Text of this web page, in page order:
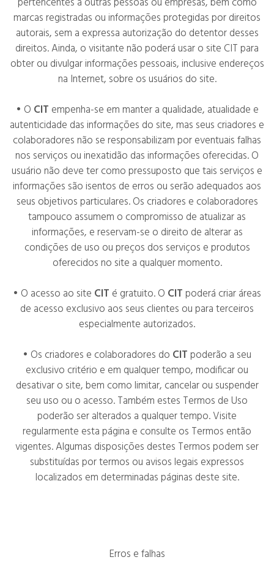
marcas registradas ou informações protegidas por direitos
autorais, sem a expressa autorização do detentor desses
direitos. Ainda, o visitante não poderá usar o site CIT para
obter ou divulgar informações pessoais, inclusive endereços
na Internet, sobre os usuários do site.
• O CIT empenha-se em manter a qualidade, atualidade e
autenticidade das informações do site, mas seus criadores e
colaboradores não se responsabilizam por eventuais falhas
nos serviços ou inexatidão das informações oferecidas. O
usuário não deve ter como pressuposto que tais serviços e
informações são isentos de erros ou serão adequados aos
seus objetivos particulares. Os criadores e colaboradores
tampouco assumem o compromisso de atualizar as
informações, e reservam-se o direito de alterar as
condições de uso ou preços dos serviços e produtos
oferecidos no site a qualquer momento.
• O acesso ao site CIT é gratuito. O CITpoderá criar áreas
de acesso exclusivo aos seus clientes ou para terceiros
especialmente autorizados.
• Os criadores e colaboradores do CITpoderão a seu
exclusivo critério e em qualquer tempo, modificar ou
desativar o site, bem como limitar, cancelar ou suspender
seu uso ou o acesso. Também estes Termos de Uso
poderão ser alterados a qualquer tempo. Visite
regularmente esta página e consulte os Termos então
vigentes. Algumas disposições destes Termos podem ser
substituídas por termos ou avisos legais expressos
localizados em determinadas páginas deste site.
Erros e falhas